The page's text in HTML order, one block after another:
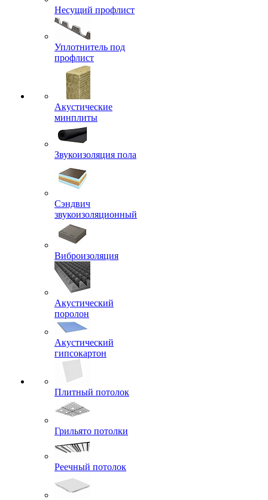
Несущий профлист
Уплотнитель под
профлист
Акустические
минплиты
Звукоизоляция пола
Сэндвич
звукоизоляционный
Виброизоляция
Акустический
поролон
Акустический
гипсокартон
Плитный потолок
Грильято потолки
Реечный потолок